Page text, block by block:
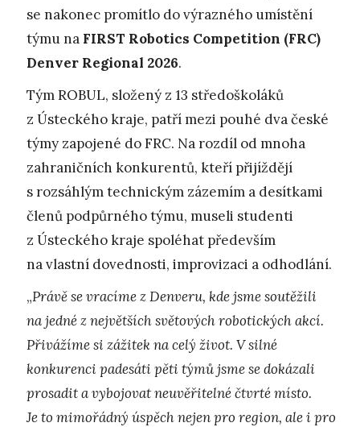
se nakonec promítlo do výrazného umístění
týmu na FIRST Robotics Competition (FRC)
Denver Regional 2026.
Tým ROBUL, složený z 13 středoškoláků
z Ústeckého kraje, patří mezi pouhé dva české
týmy zapojené do FRC. Na rozdíl od mnoha
zahraničních konkurentů, kteří přijíždějí
s rozsáhlým technickým zázemím a desítkami
členů podpůrného týmu, museli studenti
z Ústeckého kraje spoléhat především
na vlastní dovednosti, improvizaci a odhodlání.
„Právě se vracíme z Denveru, kde jsme soutěžili
na jedné z největších světových robotických akcí.
Přivážíme si zážitek na celý život. V silné
konkurenci padesáti pěti týmů jsme se dokázali
prosadit a vybojovat neuvěřitelné čtvrté místo.
Je to mimořádný úspěch nejen pro region, ale i pro